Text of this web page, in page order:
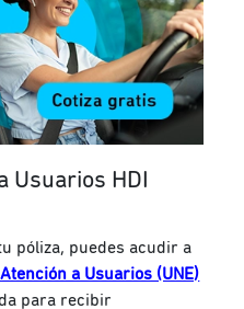
Usuarios HDI
póliza, puedes acudir a
a Usuarios (UNE)
para recibir